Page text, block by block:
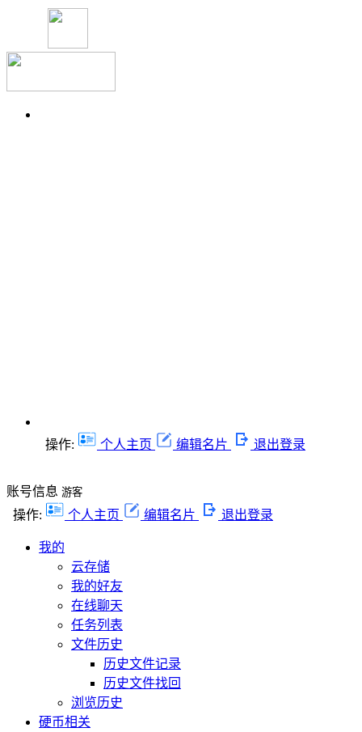
操作: 个人主页 编辑名片 退出登录
账号信息 游客
操作: 个人主页 编辑名片 退出登录
我的
云存储
我的好友
在线聊天
任务列表
文件历史
历史文件记录
历史文件找回
浏览历史
硬币相关